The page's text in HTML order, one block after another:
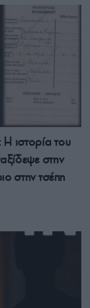
ιστορία του
στην
στην τσέπη